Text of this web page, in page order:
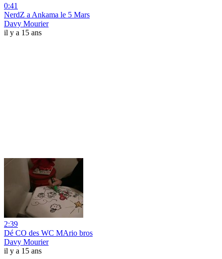
0:41
NerdZ a Ankama le 5 Mars
Davy Mourier
il y a 15 ans
2:39
Dé CO des WC MArio bros
Davy Mourier
il y a 15 ans